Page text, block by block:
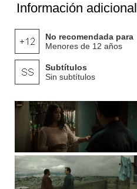
Información adicional
No recomendada para
Menores de 12 años
Subtítulos
Sin subtítulos